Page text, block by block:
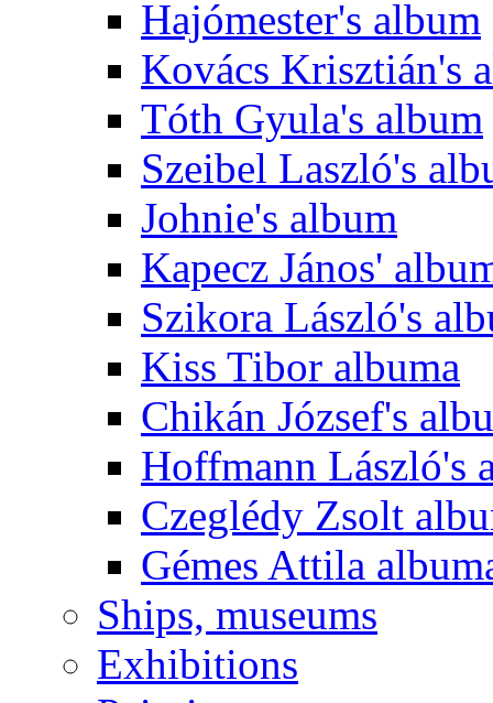
Hajómester's album
Kovács Krisztián's
Tóth Gyula's album
Szeibel Laszló's
Johnie's album
Kapecz János'
Szikora László's
Kiss Tibor albuma
Chikán József's
Hoffmann László's
Czeglédy Zsolt
Gémes Attila
Ships, museums
Exhibitions